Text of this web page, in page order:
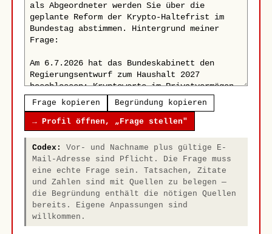
Frage kopieren Begründung kopieren
→ Profil öffnen, „Frage stellen"
Codex:
Vor- und Nachname plus gültige E-
Mail-Adresse sind Pflicht. Die Frage muss
eine echte Frage sein. Tatsachen, Zitate
und Zahlen sind mit Quellen zu belegen —
die Begründung enthält die nötigen Quellen
bereits. Eigene Anpassungen sind
willkommen.